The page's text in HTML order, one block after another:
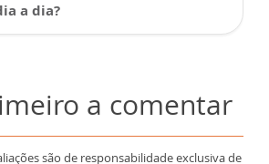
a dia?
a comentar
são de responsabilidade exclusiva de